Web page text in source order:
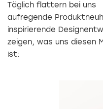
Täglich flattern bei uns
aufregende
inspirierende
zeigen, was uns diesen
ist: